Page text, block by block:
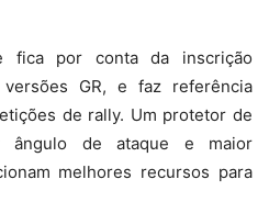
fica por conta da inscrição
versões GR, e faz referência
de rally. Um protetor de
ângulo de ataque e maior
melhores recursos para